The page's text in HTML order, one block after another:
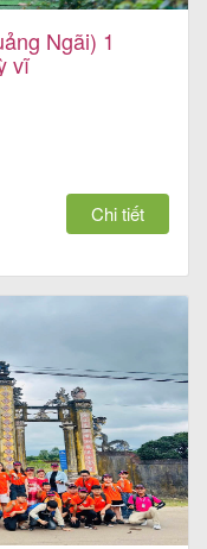
Ngãi) 1
vĩ
Chi tiết